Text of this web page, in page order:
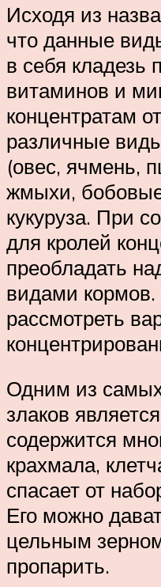
Исходя из
что данные
в себя кладезь
витаминов и
концентратам
различные
(овес, ячмень,
жмыхи,
кукуруза. При
для кролей
преобладать
видами
рассмотреть
Одним из
злаков
содержится
крахмала,
спасает от
Его можно
цельным
пропарить.